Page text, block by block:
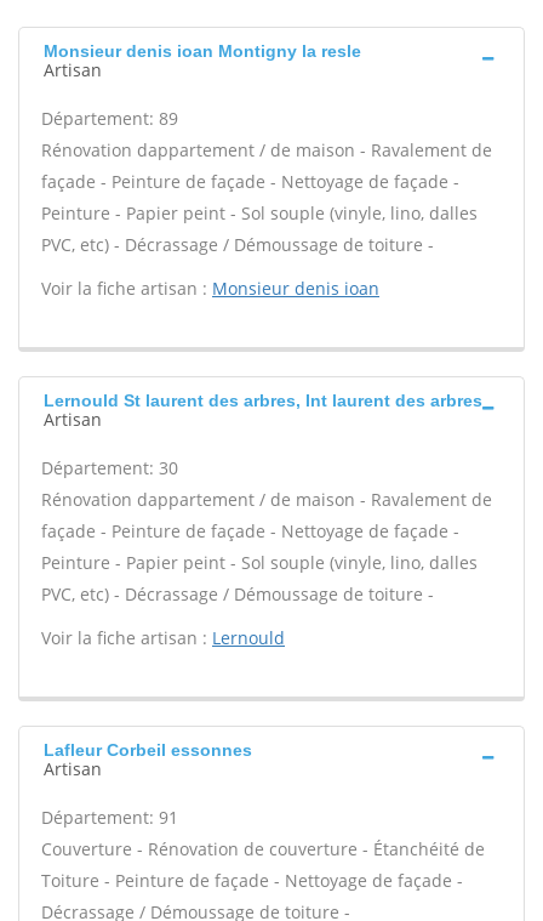
Monsieur denis ioan Montigny la resle
Artisan
Département: 89
Rénovation dappartement / de maison - Ravalement de
façade - Peinture de façade - Nettoyage de façade -
Peinture - Papier peint - Sol souple (vinyle, lino, dalles
PVC, etc) - Décrassage / Démoussage de toiture -
Voir la fiche artisan : Monsieur denis ioan
Lernould St laurent des arbres, Int laurent des arbres
Artisan
Département: 30
Rénovation dappartement / de maison - Ravalement de
façade - Peinture de façade - Nettoyage de façade -
Peinture - Papier peint - Sol souple (vinyle, lino, dalles
PVC, etc) - Décrassage / Démoussage de toiture -
Voir la fiche artisan : Lernould
Lafleur Corbeil essonnes
Artisan
Département: 91
Couverture - Rénovation de couverture - Étanchéité de
Toiture - Peinture de façade - Nettoyage de façade -
Décrassage / Démoussage de toiture -